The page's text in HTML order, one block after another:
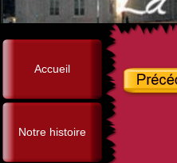
Accueil
Notre histoire